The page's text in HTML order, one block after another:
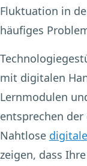
Fluktuation in
häufiges
mit digitalen
Lernmodulen
entsprechen
Nahtlose
zeigen, dass